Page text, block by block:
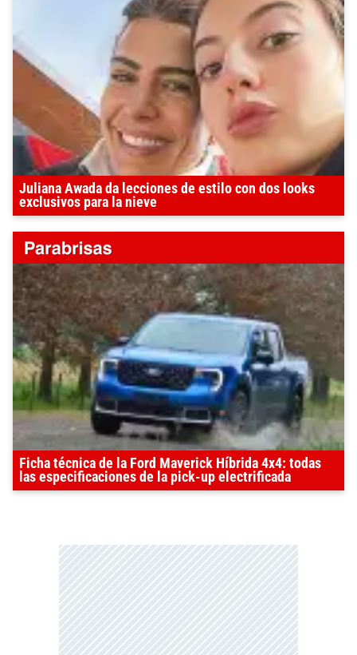
Juliana Awada da lecciones de estilo con dos looks
exclusivos para la nieve
Ficha técnica de la Ford Maverick Híbrida 4x4: todas
las especificaciones de la pick-up electrificada